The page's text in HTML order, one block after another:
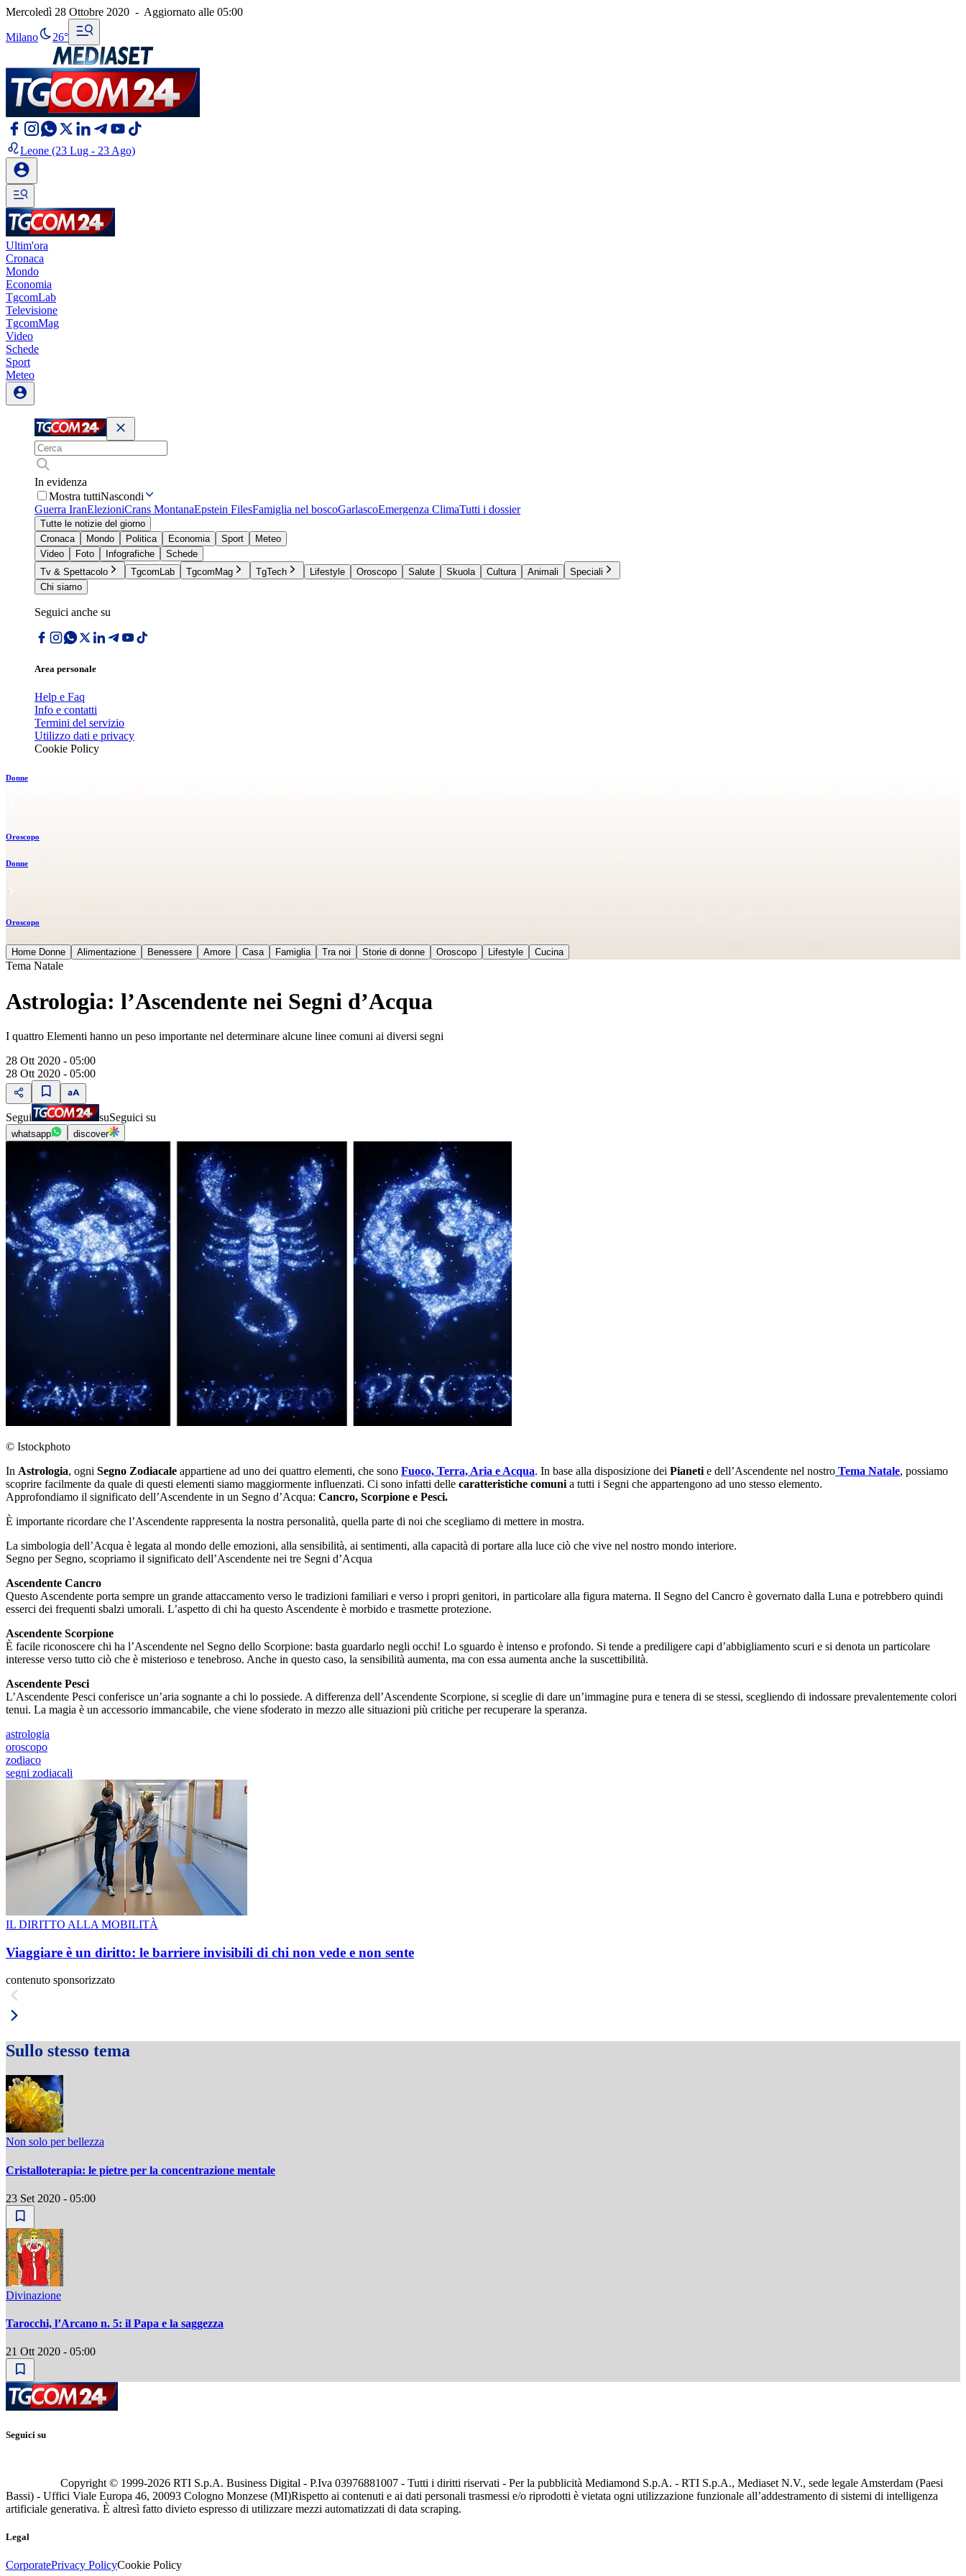
Mercoledì 28 Ottobre 2020 - Aggiornato alle 05:00
Milano 26°
Leone (23 Lug - 23 Ago)
Ultim'ora
Cronaca
Mondo
Economia
TgcomLab
Televisione
TgcomMag
Video
Schede
Sport
Meteo
In evidenza
Mostra tuttiNascondi
Guerra IranElezioniCrans MontanaEpstein FilesFamiglia nel boscoGarlascoEmergenza ClimaTutti i dossier
Tutte le notizie del giorno
Cronaca
Mondo Politica Economia Sport
Meteo
Video
Foto Infografiche
Schede
Tv & Spettacolo
TgcomLab TgcomMag TgTech Lifestyle Oroscopo Salute Skuola Cultura Animali
Speciali
Chi siamo
Seguici anche su
Area personale
Help e Faq
Info e contatti
Termini del servizio
Utilizzo dati e privacy
Cookie Policy
Donne
Oroscopo
Donne
Oroscopo
Home Donne Alimentazione Benessere Amore Casa Famiglia Tra noi Storie di donne Oroscopo Lifestyle Cucina
Tema Natale
Astrologia: l’Ascendente nei Segni d’Acqua
I quattro Elementi hanno un peso importante nel determinare alcune linee comuni ai diversi segni
28 Ott 2020 - 05:00
28 Ott 2020 - 05:00
Segui suSeguici su
whatsapp discover
© Istockphoto
In Astrologia, ogni Segno Zodiacale appartiene ad uno dei quattro elementi, che sono Fuoco, Terra, Aria e Acqua. In base alla disposizione dei Pianeti e dell’Ascendente nel nostro Tema Natale, possiamo
scoprire facilmente da quale di questi elementi siamo maggiormente influenzati. Ci sono infatti delle caratteristiche comuni a tutti i Segni che appartengono ad uno stesso elemento.
Approfondiamo il significato dell’Ascendente in un Segno d’Acqua: Cancro, Scorpione e Pesci.
È importante ricordare che l’Ascendente rappresenta la nostra personalità, quella parte di noi che scegliamo di mettere in mostra.
La simbologia dell’Acqua è legata al mondo delle emozioni, alla sensibilità, ai sentimenti, alla capacità di portare alla luce ciò che vive nel nostro mondo interiore.
Segno per Segno, scopriamo il significato dell’Ascendente nei tre Segni d’Acqua
Ascendente Cancro
Questo Ascendente porta sempre un grande attaccamento verso le tradizioni familiari e verso i propri genitori, in particolare alla figura materna. Il Segno del Cancro è governato dalla Luna e potrebbero quindi
esserci dei frequenti sbalzi umorali. L’aspetto di chi ha questo Ascendente è morbido e trasmette protezione.
Ascendente Scorpione
È facile riconoscere chi ha l’Ascendente nel Segno dello Scorpione: basta guardarlo negli occhi! Lo sguardo è intenso e profondo. Si tende a prediligere capi d’abbigliamento scuri e si denota un particolare
interesse verso tutto ciò che è misterioso e tenebroso. Anche in questo caso, la sensibilità aumenta, ma con essa aumenta anche la suscettibilità.
Ascendente Pesci
L’Ascendente Pesci conferisce un’aria sognante a chi lo possiede. A differenza dell’Ascendente Scorpione, si sceglie di dare un’immagine pura e tenera di se stessi, scegliendo di indossare prevalentemente colori
tenui. La magia è un accessorio immancabile, che viene sfoderato in mezzo alle situazioni più critiche per recuperare la speranza.
astrologia
oroscopo
zodiaco
segni zodiacali
IL DIRITTO ALLA MOBILITÀ
Viaggiare è un diritto: le barriere invisibili di chi non vede e non sente
contenuto sponsorizzato
Sullo stesso tema
Non solo per bellezza
Cristalloterapia: le pietre per la concentrazione mentale
23 Set 2020 - 05:00
Divinazione
Tarocchi, l’Arcano n. 5: il Papa e la saggezza
21 Ott 2020 - 05:00
Seguici su
Copyright © 1999-2026 RTI S.p.A. Business Digital - P.Iva 03976881007 - Tutti i diritti riservati - Per la pubblicità Mediamond S.p.A. - RTI S.p.A., Mediaset N.V., sede legale Amsterdam (Paesi
Bassi) - Uffici Viale Europa 46, 20093 Cologno Monzese (MI)Rispetto ai contenuti e ai dati personali trasmessi e/o riprodotti è vietata ogni utilizzazione funzionale all’addestramento di sistemi di intelligenza
artificiale generativa. È altresì fatto divieto espresso di utilizzare mezzi automatizzati di data scraping.
Legal
CorporatePrivacy PolicyCookie Policy